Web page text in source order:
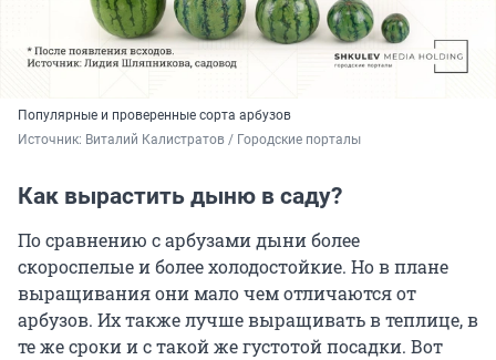
Популярные и проверенные сорта арбузов
Источник: Виталий Калистратов / Городские порталы
Как вырастить дыню в саду?
По сравнению с арбузами дыни более
скороспелые и более холодостойкие. Но в плане
выращивания они мало чем отличаются от
арбузов. Их также лучше выращивать в теплице, в
те же сроки и с такой же густотой посадки. Вот